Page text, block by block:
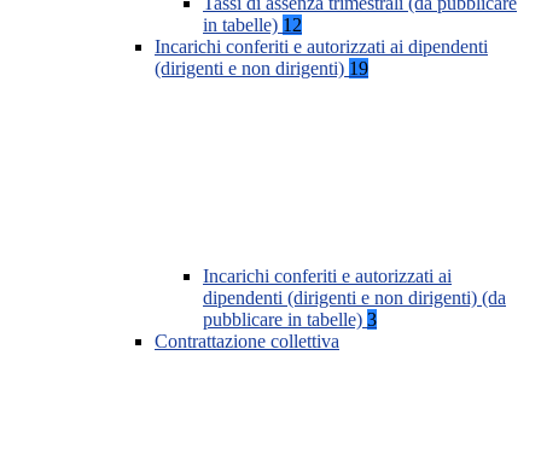
in tabelle) 12
Incarichi conferiti e autorizzati ai dipendenti
(dirigenti e non dirigenti) 19
Incarichi conferiti e autorizzati ai
dipendenti (dirigenti e non dirigenti) (da
pubblicare in tabelle) 3
Contrattazione collettiva